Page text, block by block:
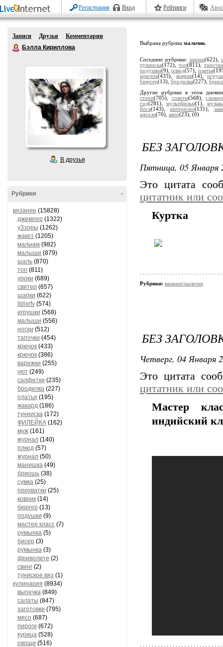
Регистрация Вход Рейтинги
Записи Друзья
Комментарии
Бэлла Кириллова
В друзья
-
Рубрики
вязание (15828)
джемпер (1322)
у3зоры (1262)
жакет (1205)
мальчик (982)
малыши (879)
шаль (870)
топ (811)
уроки (689)
свитер (657)
шапки (622)
ltdjxrfv (574)
игрушки (568)
малыши (556)
носки (512)
тапочки (454)
крючок (433)
крючок (386)
варежки (255)
уют (249)
салфетки (235)
бродилка (227)
платья (195)
жакард (186)
тунииска (172)
ФИЛЕЙКА (162)
муж (161)
журнал (140)
плкед (57)
журнал (50)
манишка (49)
бриошь (38)
сумка (25)
прихватки (25)
коврик (14)
бюргер (13)
подушки (9)
мастер класс (7)
румынка (5)
бисер (3)
румынка (3)
фриволите (2)
свинг (2)
туниское вяз (1)
кулинария (8934)
выпечка (849)
салаты (847)
заготовки (795)
мясо (687)
пироги (672)
курица (528)
овощи (516)
Выбрана рубрика мальчик
Соседние рубрики: шапки(622),
тунииска(172), топ(811), тапочки
подушки(9),плкед(57), платья
крючок(433), коврик(14),
бюргер(13), бродилка(227),
Другие рубрики в этом
стихи(705), советы(568),
год(281), мультфильм(1),
йога(143),интересно(131),
англ.яз(70), авто(23), (0)
БЕЗ
Пятница, 05 Января
Это цитата
цитатник или
Куртка
Рубрики: вязание/мальчик
БЕЗ
Четверг, 04 Января
Это цитата
цитатник или
Мастер
индийский